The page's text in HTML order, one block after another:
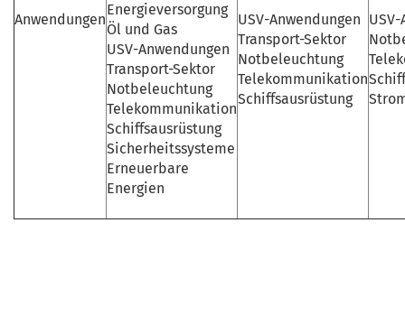
Anwendungen
Energieversorgung
Öl und Gas
USV-Anwendungen
Transport-Sektor
Notbeleuchtung
Telekommunikation
Schiffsausrüstung
Sicherheitssysteme
Erneuerbare
Energien
USV-Anwendungen
Transport-Sektor
Notbeleuchtung
Telekommunikation
Schiffsausrüstung